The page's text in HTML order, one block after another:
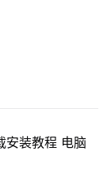
安装教程 电脑